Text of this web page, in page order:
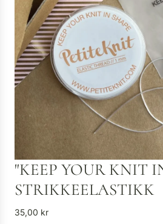
"KEEP YOUR KNIT
STRIKKEELASTIKK
V
35,00 kr